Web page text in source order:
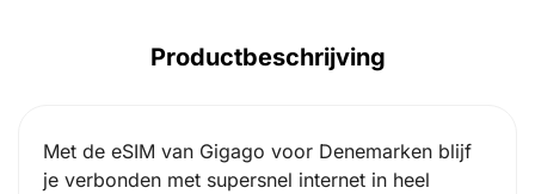
Productbeschrijving
Met de eSIM van Gigago voor Denemarken blijf
je verbonden met supersnel internet in heel